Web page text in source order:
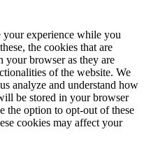
your experience while you
the cookies that are
your browser as they are
of the website. We
analyze and understand how
be stored in your browser
the option to opt-out of these
cookies may affect your